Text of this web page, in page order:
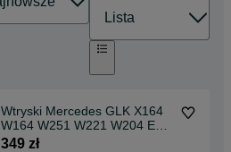
Wtryski Mercedes GLK X164
W164 W251 W221 W204 E
W211 280 CDI 320 CDI
349 zł